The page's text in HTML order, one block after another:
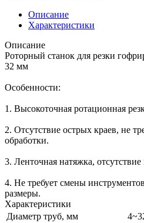
Описание
Характеристики
Описание
Роторный станок для резки
32 мм
Особенности:
1. Высокоточная ротационная
2. Отсутствие острых краев, не
обработки.
3. Ленточная натяжка,
4. Не требует смены
размеры.
Характеристики
Диаметр труб, мм